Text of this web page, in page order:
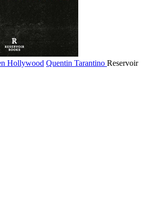
Hollywood Quentin Tarantino Reservoir